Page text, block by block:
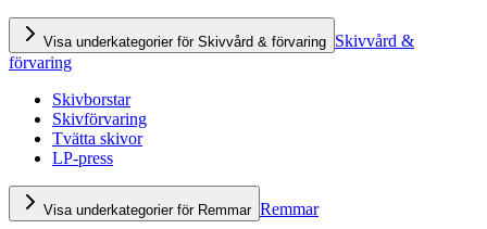
Visa underkategorier för Skivvård & förvaring Skivvård &
förvaring
Skivborstar
Skivförvaring
Tvätta skivor
LP-press
Visa underkategorier för Remmar Remmar